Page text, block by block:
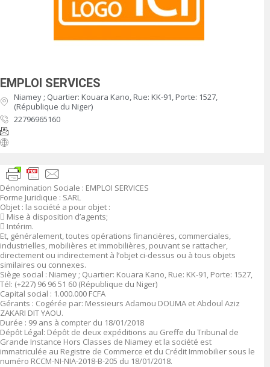
EMPLOI SERVICES
Niamey ; Quartier: Kouara Kano, Rue: KK-91, Porte: 1527,
(République du Niger)
22796965160
Dénomination Sociale : EMPLOI SERVICES
Forme Juridique : SARL
Objet : la société a pour objet :
 Mise à disposition d’agents;
 Intérim.
Et, généralement, toutes opérations financières, commerciales,
industrielles, mobilières et immobilières, pouvant se rattacher,
directement ou indirectement à l’objet ci-dessus ou à tous objets
similaires ou connexes.
Siège social : Niamey ; Quartier: Kouara Kano, Rue: KK-91, Porte: 1527,
Tél: (+227) 96 96 51 60 (République du Niger)
Capital social : 1.000.000 FCFA
Gérants : Cogérée par: Messieurs Adamou DOUMA et Abdoul Aziz
ZAKARI DIT YAOU.
Durée : 99 ans à compter du 18/01/2018
Dépôt Légal: Dépôt de deux expéditions au Greffe du Tribunal de
Grande Instance Hors Classes de Niamey et la société est
immatriculée au Registre de Commerce et du Crédit Immobilier sous le
numéro RCCM-NI-NIA-2018-B-205 du 18/01/2018.